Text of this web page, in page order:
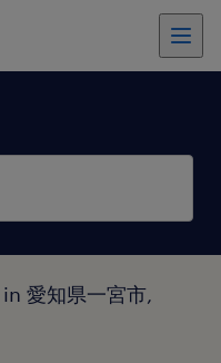
愛知県一宮市,